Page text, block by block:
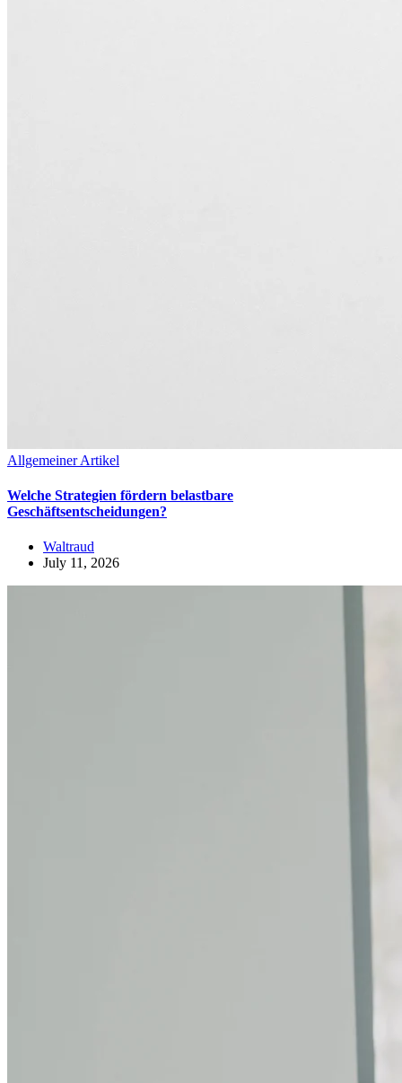
Allgemeiner Artikel
Welche Strategien fördern belastbare
Geschäftsentscheidungen?
Waltraud
July 11, 2026